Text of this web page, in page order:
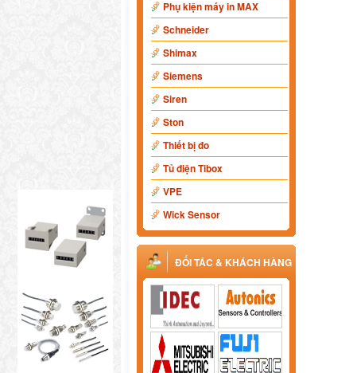
Phụ kiện máy in MAX
Schneider
Shimax
Siemens
Siren
Ston
Thiết bị đo
Tủ điện Tibox
VPE
Wick Sensor
ĐỐI TÁC & KHÁCH HÀNG